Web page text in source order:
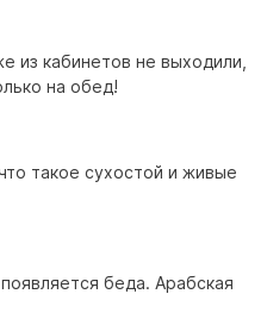
из кабинетов не выходили,
на обед!
такое сухостой и живые
беда. Арабская